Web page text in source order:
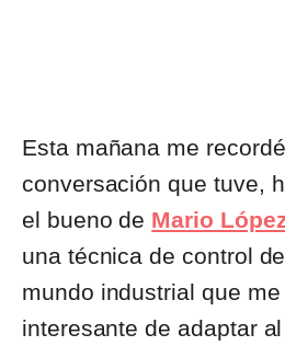
Esta mañana me
conversación que tuve,
el bueno de Mario
una técnica de control
mundo industrial que
interesante de adaptar